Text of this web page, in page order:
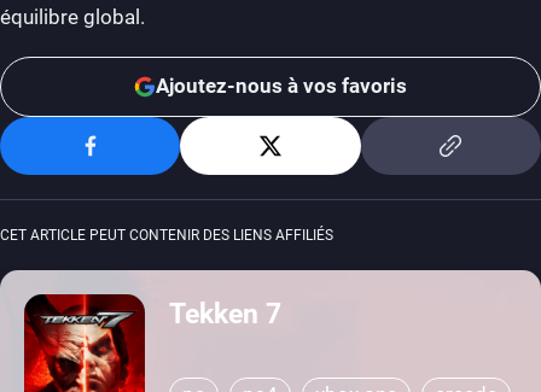
équilibre global.
Ajoutez-nous à vos favoris
CET ARTICLE PEUT CONTENIR DES LIENS AFFILIÉS
Tekken 7